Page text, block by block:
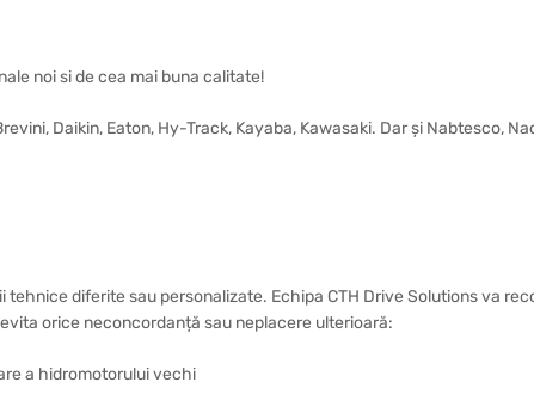
noi si de cea mai buna calitate!
Daikin, Eaton, Hy-Track, Kayaba, Kawasaki. Dar și Nabtesco,
diferite sau personalizate. Echipa CTH Drive Solutions va
orice neconcordanță sau neplacere ulterioară:
a hidromotorului vechi